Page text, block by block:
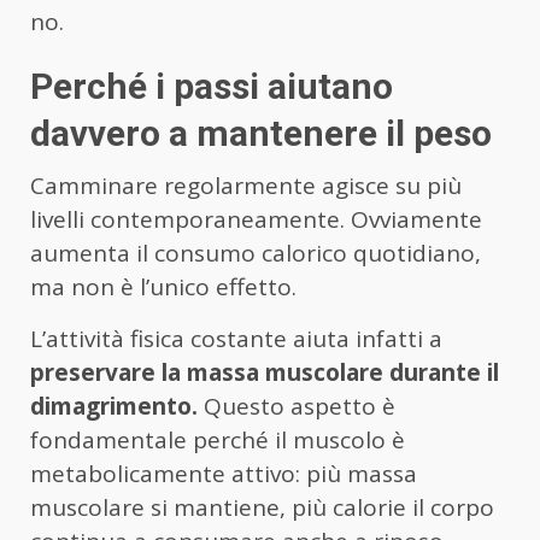
no.
Perché i passi aiutano
davvero a mantenere il peso
Camminare regolarmente agisce su più
livelli contemporaneamente. Ovviamente
aumenta il consumo calorico quotidiano,
ma non è l’unico effetto.
L’attività fisica costante aiuta infatti a
preservare la massa muscolare durante il
dimagrimento. Questo aspetto è
fondamentale perché il muscolo è
metabolicamente attivo: più massa
muscolare si mantiene, più calorie il corpo